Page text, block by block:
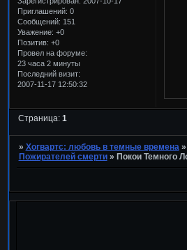
Приглашений: 0
Сообщений: 151
Уважение: +0
Позитив: +0
Провел на форуме:
23 часа 2 минуты
Последний визит:
2007-11-17 12:50:32
Страница: 1
» Хогвартс: любовь в темные времена »
Пожирателей смерти » Покои Темного